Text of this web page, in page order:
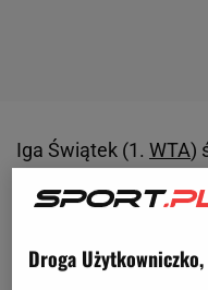
Iga Świątek (1. WTA)
wygranych starciach
przyszedł gorszy
Droga